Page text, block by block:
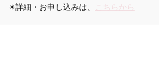
✴︎詳細・お申し込みは、 こちらから